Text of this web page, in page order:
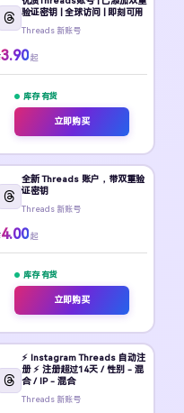
验证密钥 | 全球访问 | 即刻可用
Threads 新账号
3.90 起
库存 有货
立即购买
全新 Threads 账户，带双重验
证密钥
Threads 新账号
4.00 起
库存 有货
立即购买
⚡️ Instagram Threads 自动注
册 ⚡️ 注册超过14天 / 性别 - 混
合 / IP - 混合
Threads 新账号